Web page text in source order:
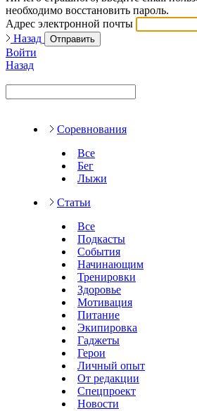
необходимо восстановить пароль.
Адрес электронной почты
Назад
Отправить
Войти
Назад
Соревнования
Все
Бег
Лыжи
Статьи
Все
Подкасты
События
Начинающим
Тренировки
Здоровье
Мотивация
Питание
Экипировка
Гаджеты
Герои
Личный опыт
От редакции
Спецпроект
Новости